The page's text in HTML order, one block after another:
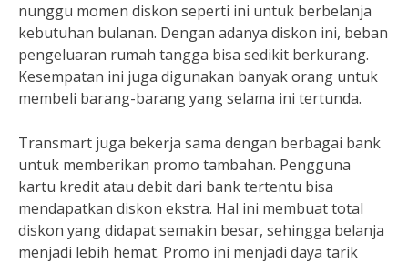
nunggu momen diskon seperti ini untuk berbelanja
kebutuhan bulanan. Dengan adanya diskon ini, beban
pengeluaran rumah tangga bisa sedikit berkurang.
Kesempatan ini juga digunakan banyak orang untuk
membeli barang-barang yang selama ini tertunda.
Transmart juga bekerja sama dengan berbagai bank
untuk memberikan promo tambahan. Pengguna
kartu kredit atau debit dari bank tertentu bisa
mendapatkan diskon ekstra. Hal ini membuat total
diskon yang didapat semakin besar, sehingga belanja
menjadi lebih hemat. Promo ini menjadi daya tarik